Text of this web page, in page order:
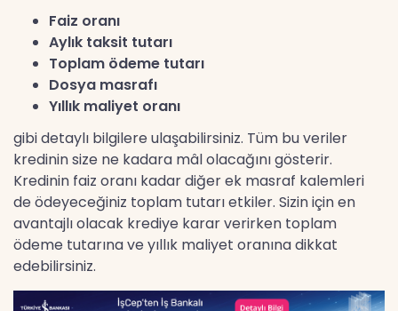
Faiz oranı
Aylık taksit tutarı
Toplam ödeme tutarı
Dosya masrafı
Yıllık maliyet oranı
gibi detaylı bilgilere ulaşabilirsiniz. Tüm bu veriler
kredinin size ne kadara mâl olacağını gösterir.
Kredinin faiz oranı kadar diğer ek masraf kalemleri
de ödeyeceğiniz toplam tutarı etkiler. Sizin için en
avantajlı olacak krediye karar verirken toplam
ödeme tutarına ve yıllık maliyet oranına dikkat
edebilirsiniz.